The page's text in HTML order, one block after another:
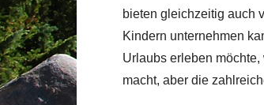
bieten gleichzeitig auch
Kindern unternehmen
Urlaubs erleben
macht, aber die